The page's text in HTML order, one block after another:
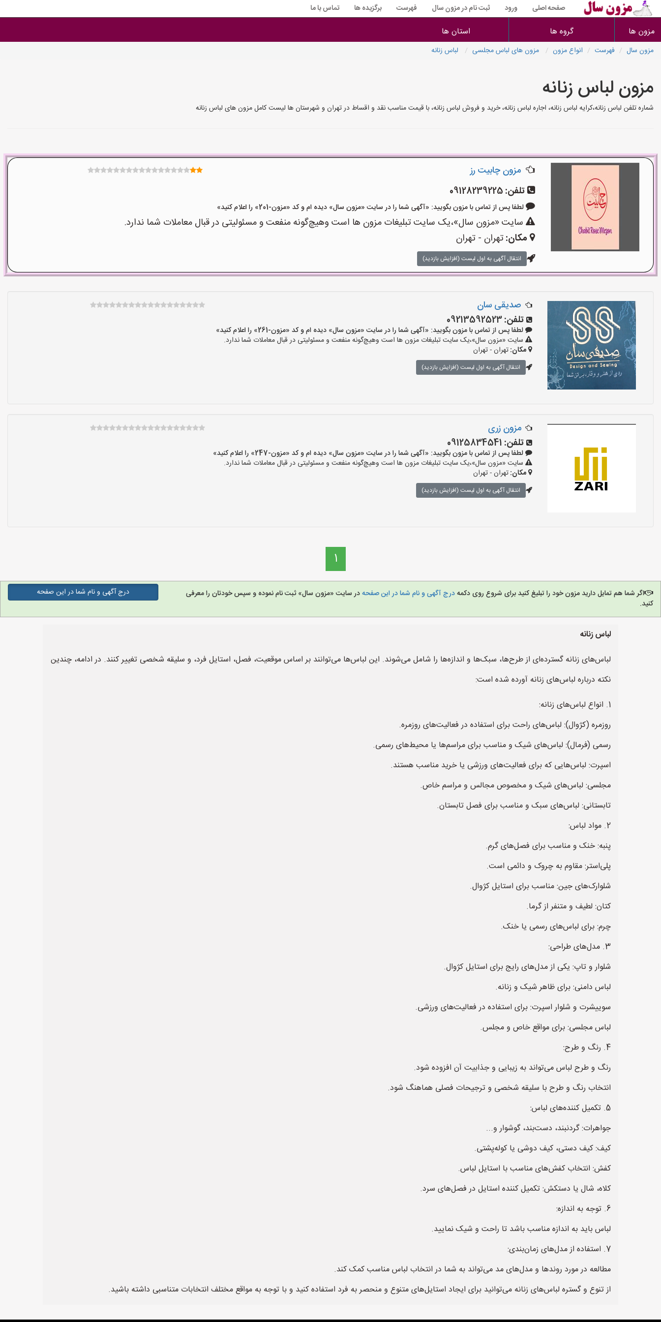
صفحه اصلی ورود ثبت نام در مزون سال فهرست برگزیده ها تماس با ما
مزون ها گروه ها استان ها
مزون سال فهرست انواع مزون مزون های لباس مجلسی لباس زنانه
مزون لباس زنانه
شماره تلفن لباس زنانه،کرایه لباس زنانه، اجاره لباس زنانه، خرید و فروش لباس زنانه، با قیمت مناسب نقد و اقساط در تهران و شهرستان ها لیست کامل مزون های لباس زنانه
مزون چابیت رز
تلفن: 09128239225
لطفا پس از تماس با مزون بگویید: «آگهی شما را در سایت «مزون سال» دیده ام و کد «مزون-201» را اعلام کنید»
سایت «مزون سال»،یک سایت تبلیغات مزون ها است وهیچ‌گونه منفعت و مسئولیتی در قبال معاملات شما ندارد.
مکان:تهران - تهران
انتقال آگهی به اول لیست (افزایش بازدید)
صدیقی سان
تلفن:09213592523
لطفا پس از تماس با مزون بگویید: «آگهی شما را در سایت «مزون سال» دیده ام و کد «مزون-261» را اعلام کنید»
سایت «مزون سال»،یک سایت تبلیغات مزون ها است وهیچ‌گونه منفعت و مسئولیتی در قبال معاملات شما ندارد.
مکان:تهران - تهران
انتقال آگهی به اول لیست (افزایش بازدید)
مزون زری
تلفن: 09125834541
لطفا پس از تماس با مزون بگویید: «آگهی شما را در سایت «مزون سال» دیده ام و کد «مزون-247» را اعلام کنید»
سایت «مزون سال»،یک سایت تبلیغات مزون ها است وهیچ‌گونه منفعت و مسئولیتی در قبال معاملات شما ندارد.
مکان:تهران - تهران
انتقال آگهی به اول لیست (افزایش بازدید)
1
اگر شما هم تمایل دارید مزون خود را تبلیغ کنید برای شروع روی دکمهدرج آگهی و نام شما در این صفحهدر سایت «مزون سال» ثبت نام نموده و سپس خودتان را معرفی
کنید.
درج آگهی و نام شما در این صفحه
لباس زنانه
لباس‌های زنانه گسترده‌ای از طرح‌ها، سبک‌ها و اندازه‌ها را شامل می‌شوند. این لباس‌ها می‌توانند بر اساس موقعیت، فصل، استایل فرد، و سلیقه شخصی تغییر کنند. در ادامه، چندین
نکته درباره لباس‌های زنانه آورده شده است:
1. انواع لباس‌های زنانه:
روزمره (کژوال): لباس‌های راحت برای استفاده در فعالیت‌های روزمره.
رسمی (فرمال): لباس‌های شیک و مناسب برای مراسم‌ها یا محیط‌های رسمی.
اسپرت: لباس‌هایی که برای فعالیت‌های ورزشی یا خرید مناسب هستند.
مجلسی: لباس‌های شیک و مخصوص مجالس و مراسم خاص.
تابستانی: لباس‌های سبک و مناسب برای فصل تابستان.
2. مواد لباس:
پنبه: خنک و مناسب برای فصل‌های گرم.
پلی‌استر: مقاوم به چروک و دائمی است.
شلوارک‌های جین: مناسب برای استایل کژوال.
کتان: لطیف و متنفر از گرما.
چرم: برای لباس‌های رسمی یا خنک.
3. مدل‌های طراحی:
شلوار و تاپ: یکی از مدل‌های رایج برای استایل کژوال.
لباس دامنی: برای ظاهر شیک و زنانه.
سوییشرت و شلوار اسپرت: برای استفاده در فعالیت‌های ورزشی.
لباس مجلسی: برای مواقع خاص و مجلس.
4. رنگ و طرح:
رنگ و طرح لباس می‌تواند به زیبایی و جذابیت آن افزوده شود.
انتخاب رنگ و طرح با سلیقه شخصی و ترجیحات فصلی هماهنگ شود.
5. تکمیل کننده‌های لباس:
جواهرات: گردنبند، دست‌بند، گوشوار و...
کیف: کیف دستی، کیف دوشی یا کوله‌پشتی.
کفش: انتخاب کفش‌های مناسب با استایل لباس.
کلاه، شال یا دستکش: تکمیل کننده استایل در فصل‌های سرد.
6. توجه به اندازه:
لباس باید به اندازه مناسب باشد تا راحت و شیک نمایید.
7. استفاده از مدل‌های زمان‌بندی:
مطالعه در مورد روندها و مدل‌های مد می‌تواند به شما در انتخاب لباس مناسب کمک کند.
از تنوع و گستره لباس‌های زنانه می‌توانید برای ایجاد استایل‌های متنوع و منحصر به فرد استفاده کنید و با توجه به مواقع مختلف انتخابات متناسبی داشته باشید.